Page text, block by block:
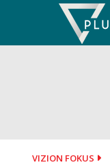
VIZION FOKUS